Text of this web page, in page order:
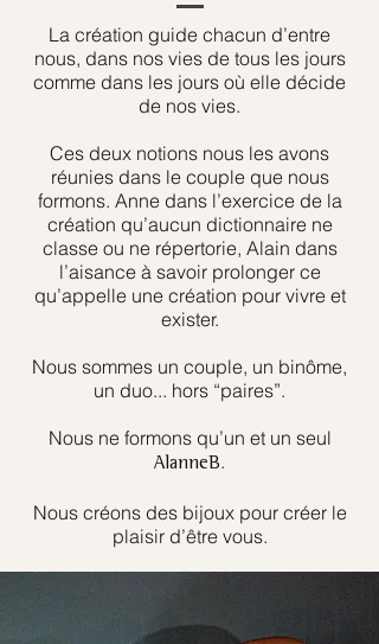
La création guide chacun d’entre
nous, dans nos vies de tous les jours
comme dans les jours où elle décide
de nos vies.
Ces deux notions nous les avons
réunies dans le couple que nous
formons. Anne dans l’exercice de la
création qu’aucun dictionnaire ne
classe ou ne répertorie, Alain dans
l’aisance à savoir prolonger ce
qu’appelle une création pour vivre et
exister.
Nous sommes un couple, un binôme,
un duo... hors “paires”.
Nous ne formons qu’un et un seul
AlanneB.
Nous créons des bijoux pour créer le
plaisir d’être vous.